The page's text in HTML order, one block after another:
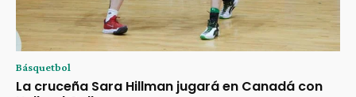
Básquetbol
La cruceña Sara Hillman jugará en Canadá con